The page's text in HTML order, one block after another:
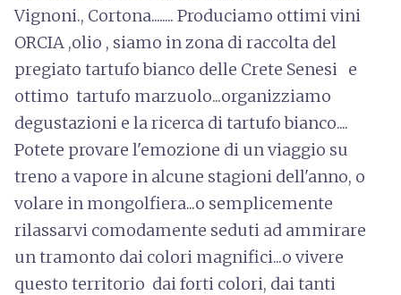
Vignoni., Cortona........ Produciamo ottimi vini
ORCIA ,olio , siamo in zona di raccolta del
pregiato tartufo bianco delle Crete Senesi e
ottimo tartufo marzuolo...organizziamo
degustazioni e la ricerca di tartufo bianco....
Potete provare l'emozione di un viaggio su
treno a vapore in alcune stagioni dell'anno, o
volare in mongolfiera...o semplicemente
rilassarvi comodamente seduti ad ammirare
un tramonto dai colori magnifici...o vivere
questo territorio dai forti colori, dai tanti